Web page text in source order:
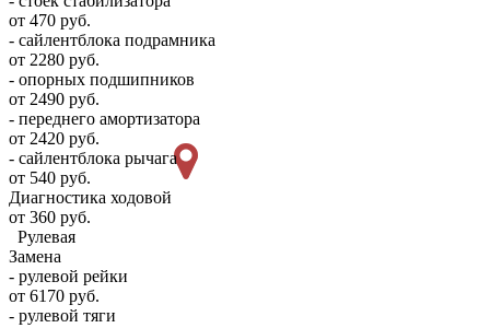
от 470 руб.
- сайлентблока подрамника
от 2280 руб.
- опорных подшипников
от 2490 руб.
- переднего амортизатора
от 2420 руб.
- сайлентблока рычага
от 540 руб.
Диагностика ходовой
от 360 руб.
Рулевая
Замена
- рулевой рейки
от 6170 руб.
- рулевой тяги